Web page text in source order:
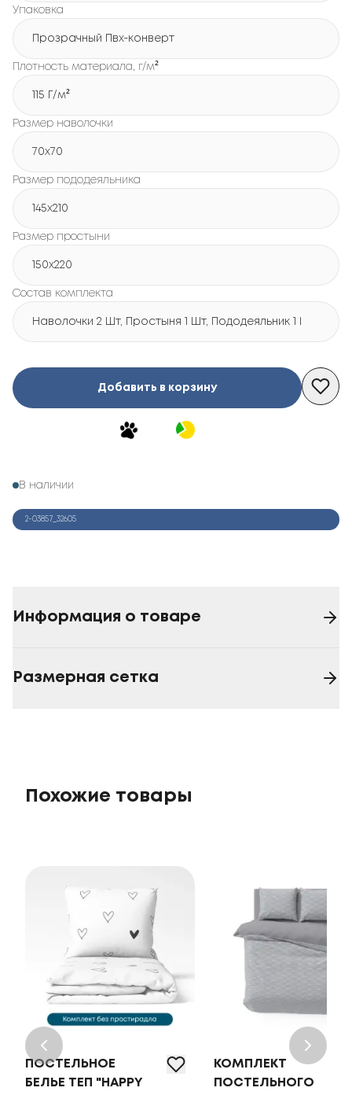
Упаковка
Прозрачный Пвх-конверт
Плотность материала, г/м²
115 Г/м²
Размер наволочки
70x70
Размер пододеяльника
145x210
Размер простыни
150x220
Состав комплекта
Наволочки 2 Шт, Простыня 1 Шт, Пододеяльник 1 Шт
Добавить в корзину
В наличии
2-03857_32605
Информация о товаре
Размерная сетка
Похожие товары
ТЕП "HAPPY
КОМПЛЕКТ
ПОСТЕЛЬНОГО